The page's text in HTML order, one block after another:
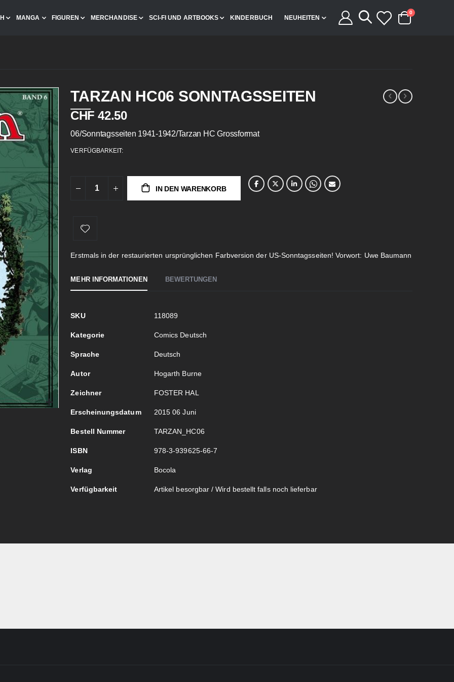
MANGA FIGUREN MERCHANDISE SCI-FI UND ARTBOOKS KINDERBUCH NEUHEITEN
Cart
0 Artikel
TARZAN HC06 SONNTAGSSEITEN
CHF 42.50
06/Sonntagsseiten 1941-1942/Tarzan HC Grossformat
VERFÜGBARKEIT:
IN DEN WARENKORB
Erstmals in der restaurierten ursprünglichen Farbversion der US-Sonntagsseiten! Vorwort: Uwe Baumann
MEHR INFORMATIONEN
Mehr
SKU 118089
Kategorie Comics Deutsch
Sprache Deutsch
Autor Hogarth Burne
Zeichner FOSTER HAL
Erscheinungsdatum 2015 06 Juni
Bestell Nummer TARZAN_HC06
ISBN 978-3-939625-66-7
Verlag Bocola
Verfügbarkeit Artikel besorgbar / Wird bestellt falls noch lieferbar
BEWERTUNGEN